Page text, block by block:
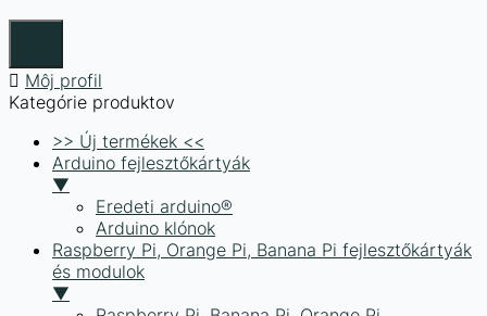
Môj profil
Kategórie produktov
>> Új termékek <<
Arduino fejlesztőkártyák
▼
Eredeti arduino®
Arduino klónok
Raspberry Pi, Orange Pi, Banana Pi fejlesztőkártyák
és modulok
▼